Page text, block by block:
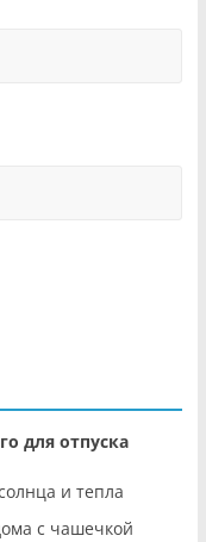
для отпуска
и тепла
с чашечкой